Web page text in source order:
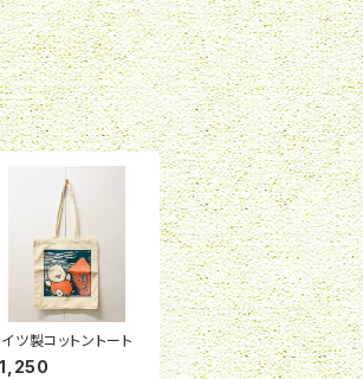
イツ製コットントート